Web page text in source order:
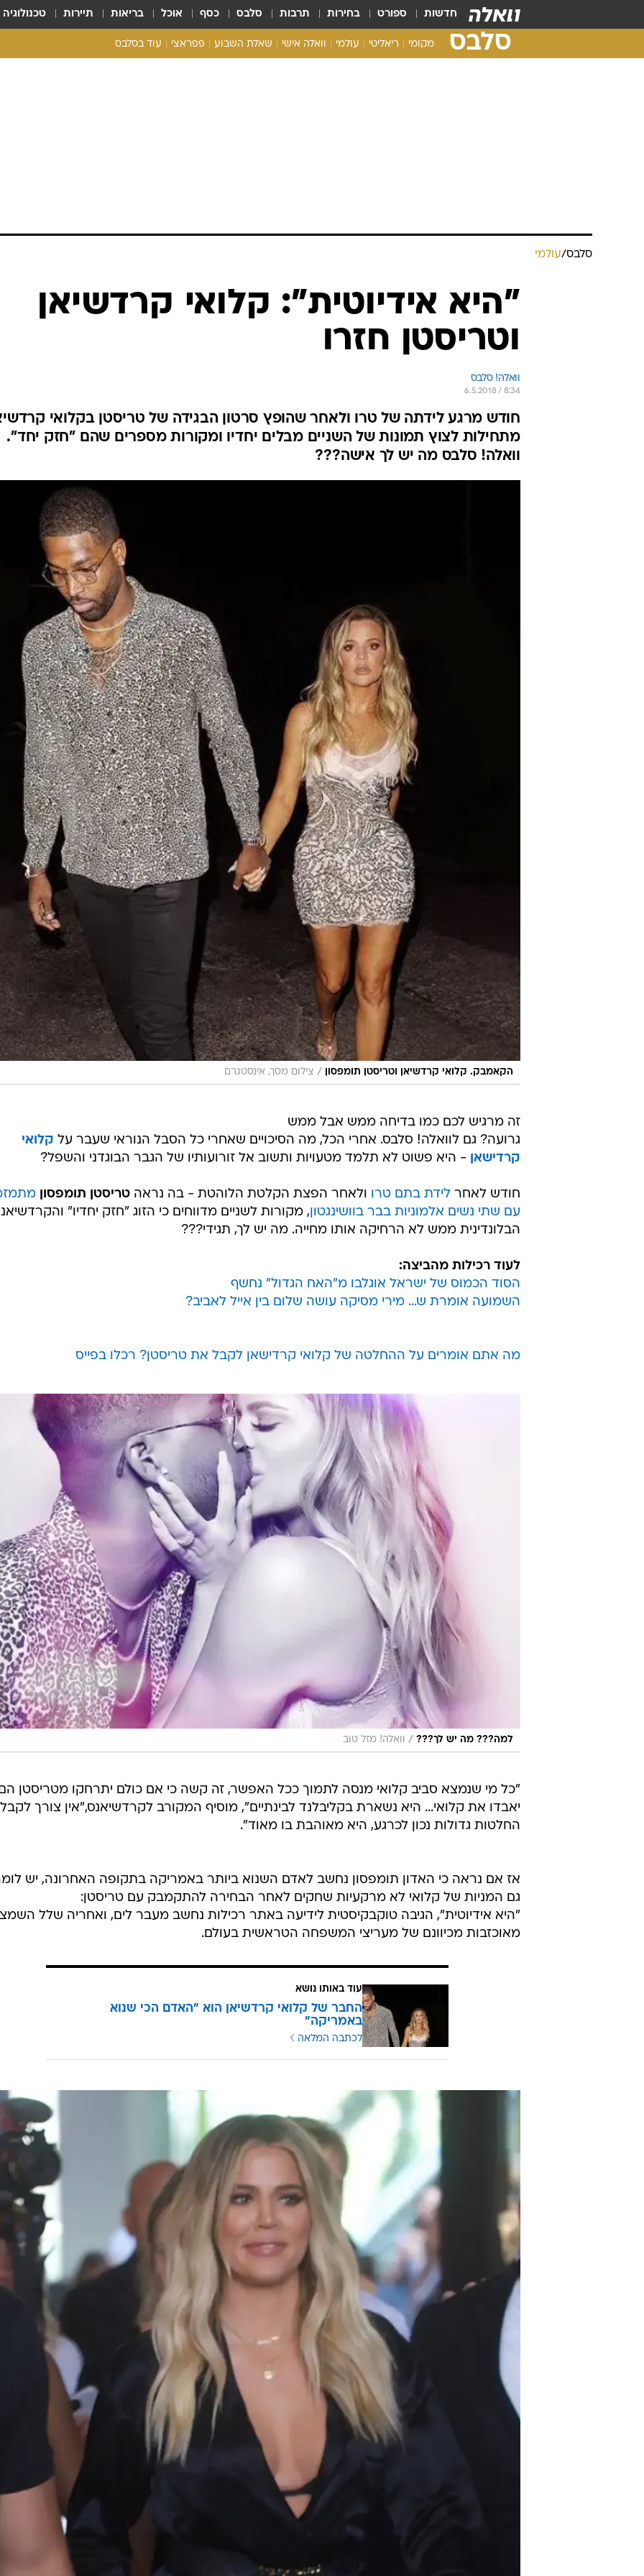
חדשות ספורט בחירות תרבות סלבס כסף אוכל בריאות תיירות טכנולוגיה
סלבס מקומי ריאליטי עולמי וואלה אישי שאלת השבוע פפראצי עוד בסלבס
סלבס/עולמי
"היא אידיוטית": קלואי קרדשיאן
וטריסטן חזרו
וואלה! סלבס
6.5.2018 / 8:34
חודש מרגע לידתה של טרו ולאחר שהופץ סרטון הבגידה של טריסטן בקלואי
מתחילות לצוץ תמונות של השניים מבלים יחדיו ומקורות מספרים שהם "חזק יחד".
וואלה! סלבס מה יש לך אישה???
הקאמבק. קלואי קרדשיאן וטריסטן תומפסון / צילום מסך, אינסטגרם
זה מרגיש לכם כמו בדיחה ממש אבל ממש
גרועה? גם לוואלה! סלבס. אחרי הכל, מה הסיכויים שאחרי כל הסבל הנוראי שעבר על קלואי
קרדישאן - היא פשוט לא תלמד מטעויות ותשוב אל זורועותיו של הגבר הבוגדני והשפל?
חודש לאחר לידת בתם טרו ולאחר הפצת הקלטת הלוהטת - בה נראה טריסטן תומפסון
עם שתי נשים אלמוניות בבר בוושינגטון , מקורות לשניים מדווחים כי הזוג "חזק יחדיו"
הבלונדינית ממש לא הרחיקה אותו מחייה. מה יש לך, תגידי???
לעוד רכילות מהביצה:
הסוד הכמוס של ישראל אוגלבו מ"האח הגדול" נחשף
השמועה אומרת ש... מירי מסיקה עושה שלום בין אייל לאביב?
מה אתם אומרים על ההחלטה של קלואי קרדישאן לקבל את טריסטן? רכלו בפייס
למה??? מה יש לך??? / וואלה! מזל טוב
"כל מי שנמצא סביב קלואי מנסה לתמוך ככל האפשר, זה קשה כי אם כולם יתרחקו מטריסטן
יאבדו את קלואי... היא נשארת בקליבלנד לבינתיים", מוסיף המקורב לקרדשיאנס,"אין צורך לקבל
החלטות גדולות נכון לכרגע, היא מאוהבת בו מאוד".
אז אם נראה כי האדון תומפסון נחשב לאדם השנוא ביותר באמריקה בתקופה האחרונה, יש
גם המניות של קלואי לא מרקעיות שחקים לאחר הבחירה להתקמבק עם טריסטן:
"היא אידיוטית", הגיבה טוקבקיסטית לידיעה באתר רכילות נחשב מעבר לים, ואחריה שלל
מאוכזבות מכיוונם של מעריצי המשפחה הטראשית בעולם.
עוד באותו נושא
החבר של קלואי קרדשיאן הוא "האדם הכי שנוא
באמריקה"
לכתבה המלאה